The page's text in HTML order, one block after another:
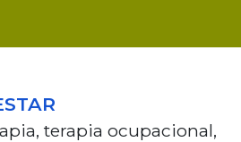
terapia ocupacional,